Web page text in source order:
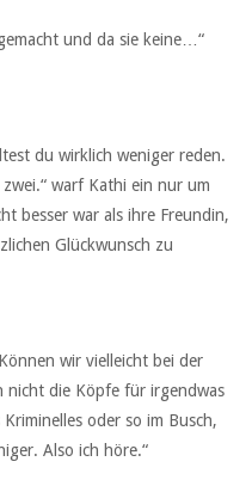
und da sie keine…“
du wirklich weniger reden.
warf Kathi ein nur um
besser war als ihre Freundin,
Glückwunsch zu
wir vielleicht bei der
nicht die Köpfe für irgendwas
oder so im Busch,
Also ich höre.“